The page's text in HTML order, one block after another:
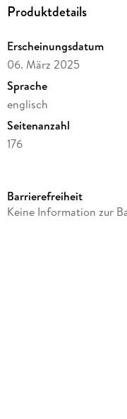
Produktdetails
Erscheinungsdatum
06. März 2025
Sprache
englisch
Seitenanzahl
176
Autor/Autorin
Barrierefreiheit
Keine Information zur